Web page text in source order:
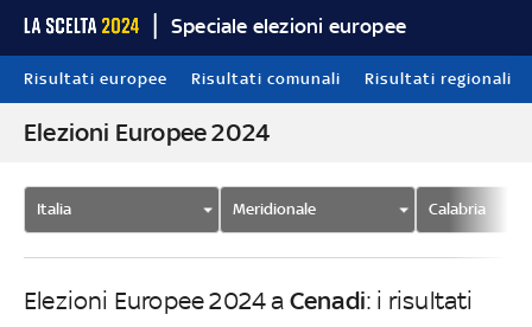
Speciale elezioni europee
Risultati europee Risultati comunali Risultati regionali
Elezioni Europee 2024
Italia Meridionale Calabria
Elezioni Europee 2024 a Cenadi: i risultati